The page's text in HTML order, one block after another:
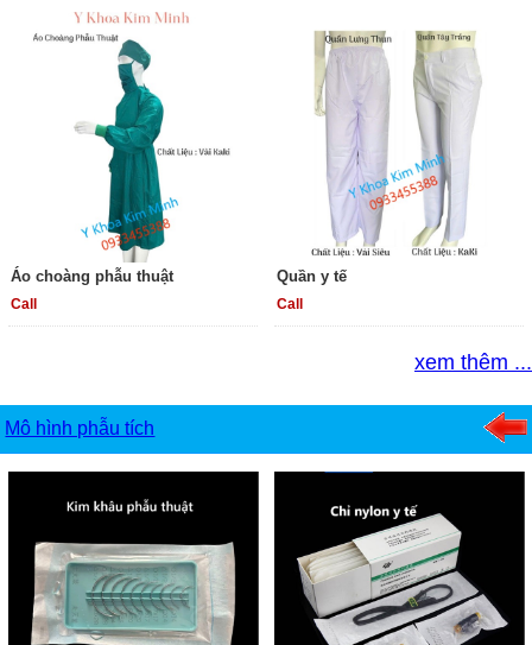
Áo choàng phẫu thuật
Call
Quần y tế
Call
xem thêm ...
Mô hình phẫu tích